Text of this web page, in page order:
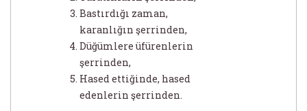
Bastırdığı zaman,
karanlığın şerrinden,
Düğümlere üfürenlerin
şerrinden,
Hased ettiğinde, hased
edenlerin şerrinden.